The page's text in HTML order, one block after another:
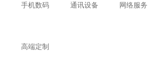
手机数码 通讯设备 网络服务
高端定制